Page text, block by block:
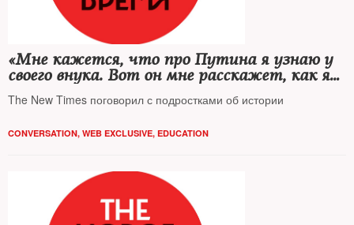
«Мне кажется, что про Путина я узнаю у
своего внука. Вот он мне расскажет, как я
жил на самом деле»
The New Times поговорил с подростками об истории
CONVERSATION, WEB EXCLUSIVE, EDUCATION